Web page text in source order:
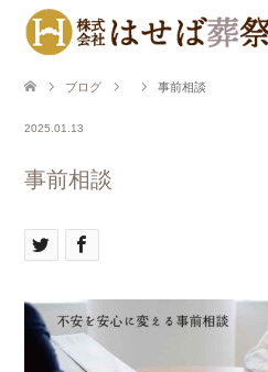
ブログ 事前相談
2025.01.13
事前相談